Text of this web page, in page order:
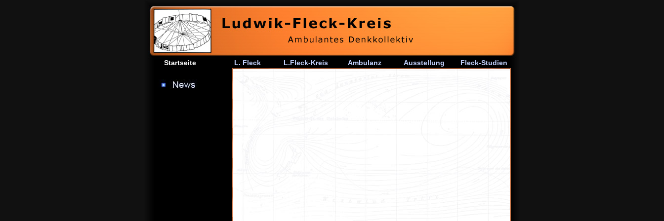
L. Fleck L.Fleck-Kreis Ambulanz Ausstellung Fleck-Studien
Startseite